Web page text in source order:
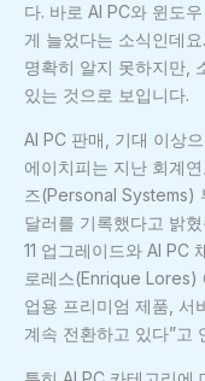
다. 바로 AI PC와 윈도
게 늘었다는 소식인데
명확히 알지 못하지만,
있는 것으로 보입니다.
AI PC 판매, 기대 이상
에이치피는 지난 회계
즈(Personal Systems)
달러를 기록했다고 밝
11 업그레이드와 AI PC
로레스(Enrique Lores)
업용 프리미엄 제품, 서
계속 전환하고 있다”고